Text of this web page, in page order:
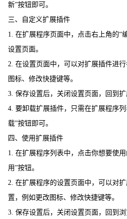
新”按钮即可。
三、自定义扩展插件
1. 在扩展程序页面中，点击右上角的“
设置页面。
2. 在设置页面中，可以对扩展插件进
图标、修改快捷键等。
3. 保存设置后，关闭设置页面，回到扩
4. 要卸载扩展插件，只需在扩展程序
载”按钮即可。
四、使用扩展插件
1. 在扩展程序列表中，点击你想要使
用”按钮。
2. 在扩展程序的设置页面中，可以对
置，例如更改图标、修改快捷键等。
3. 保存设置后，关闭设置页面，回到浏